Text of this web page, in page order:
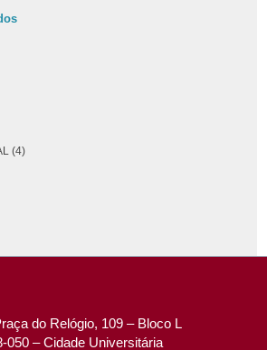
(4)
do Relógio, 109 – Bloco L
050 – Cidade Universitária